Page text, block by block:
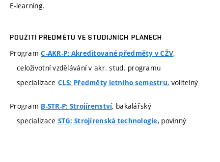
E-learning.
POUŽITÍ PŘEDMĚTU VE STUDIJNÍCH PLÁNECH
ProgramC-AKR-P: Akreditované předměty v CŽV,
celoživotní vzdělávání v akr. stud. programu
specializace CLS: Předměty letního semestru, volitelný
Program B-STR-P: Strojírenství, bakalářský
specializace STG: Strojírenská technologie, povinný